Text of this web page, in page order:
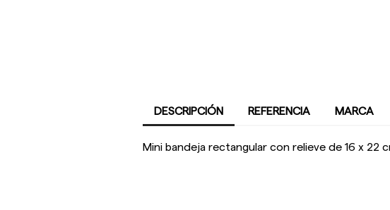
DESCRIPCIÓN REFERENCIA MARCA
Mini bandeja rectangular con relieve de 16 x 22